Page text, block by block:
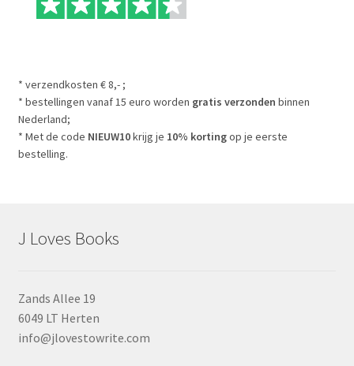
* verzendkosten € 8,- ;
* bestellingen vanaf 15 euro worden gratis verzonden binnen
Nederland;
* Met de code NIEUW10krijg je 10% kortingop je eerste
bestelling.
J Loves Books
Zands Allee 19
6049 LT Herten
info@jlovestowrite.com